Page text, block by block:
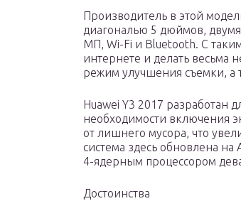
Производитель в этой
диагональю 5 дюймов,
МП, Wi-Fi и Bluetooth. С
интернете и делать весьма
режим улучшения съемки, а
Huawei Y3 2017 разработан
необходимости включения
от лишнего мусора, что
система здесь обновлена на
4-ядерным процессором
Достоинства